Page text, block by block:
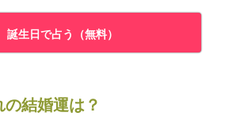
誕生日で占う（無料）
結婚運は？